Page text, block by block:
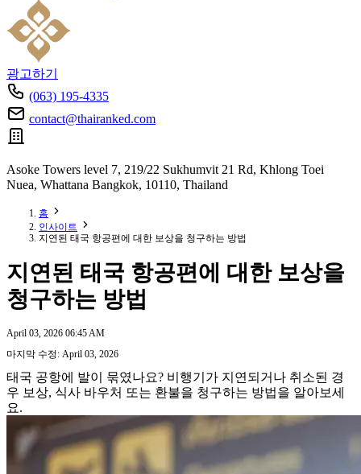
광고하기
(063) 195-4335
contact@thairanked.com
Asoke Towers level 7, 219/22 Sukhumvit 21 Rd, Khlong Toei
Nuea, Whattana Bangkok, 10110, Thailand
홈
인사이트
지연된 태국 항공편에 대한 보상을 청구하는 방법
지연된 태국 항공편에 대한 보상을
청구하는 방법
April 03, 2026 06:45 AM
마지막 수정: April 03, 2026
태국 공항에 발이 묶였나요? 비행기가 지연되거나 취소된 경
우 보상, 식사 바우처 또는 환불을 청구하는 방법을 알아보세
요.